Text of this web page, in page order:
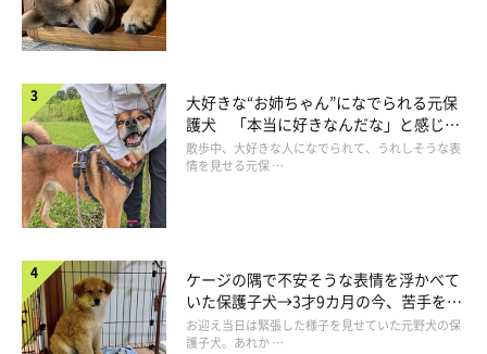
チャイくんはどんなコ？
大好きな“お姉ちゃん”になでられる元保
護犬 「本当に好きなんだな」と感じる
表情にほっこり
散歩中、大好きな人になでられて、うれしそうな表
情を見せる元保 …
ケージの隅で不安そうな表情を浮かべて
いた保護子犬→3才9カ月の今、苦手を克
服し頼もしいコに成長！
お迎え当日は緊張した様子を見せていた元野犬の保
護子犬。あれか …